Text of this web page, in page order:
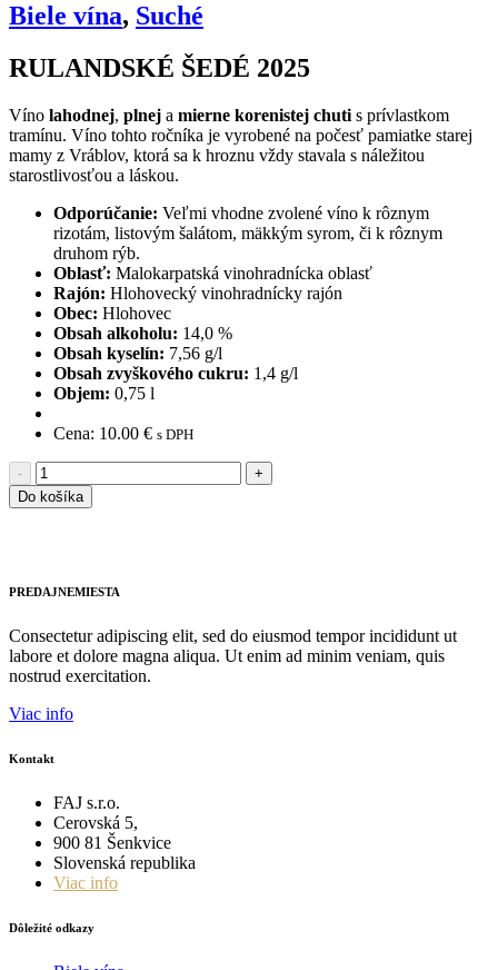
Biele vína, Suché
RULANDSKÉ ŠEDÉ 2025
Víno lahodnej, plnej a mierne korenistej chuti s prívlastkom
tramínu. Víno tohto ročníka je vyrobené na počesť pamiatke starej
mamy z Vráblov, ktorá sa k hroznu vždy stavala s náležitou
starostlivosťou a láskou.
Odporúčanie: Veľmi vhodne zvolené víno k rôznym
rizotám, listovým šalátom, mäkkým syrom, či k rôznym
druhom rýb.
Oblasť: Malokarpatská vinohradnícka oblasť
Rajón: Hlohovecký vinohradnícky rajón
Obec: Hlohovec
Obsah alkoholu: 14,0 %
Obsah kyselín: 7,56 g/l
Obsah zvyškového cukru: 1,4 g/l
Objem: 0,75 l
Cena: 10.00 € s DPH
-
+
Do košíka
PREDAJNEMIESTA
Consectetur adipiscing elit, sed do eiusmod tempor incididunt ut
labore et dolore magna aliqua. Ut enim ad minim veniam, quis
nostrud exercitation.
Viac info
Kontakt
FAJ s.r.o.
Cerovská 5,
900 81 Šenkvice
Slovenská republika
Viac info
Dôležité odkazy